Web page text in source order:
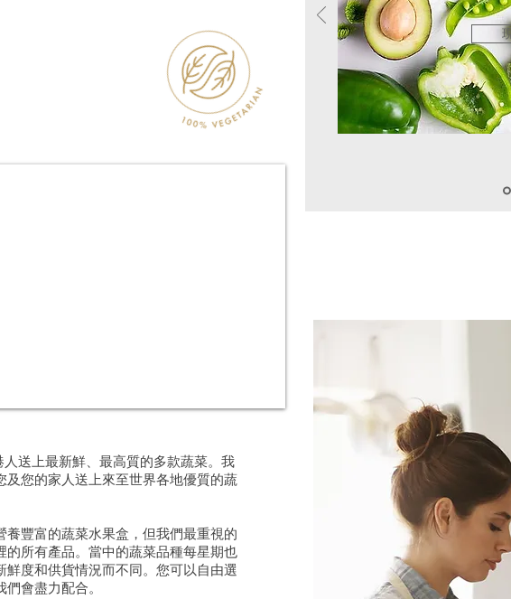
人送上最新鮮、最高質的多款蔬菜。我
及您的家人送上來至世界各地優質的蔬
養豐富的蔬菜水果盒，但我們最重視的
的所有產品。當中的蔬菜品種每星期也
鮮度和供貨情況而不同。您可以自由選
會盡力配合。